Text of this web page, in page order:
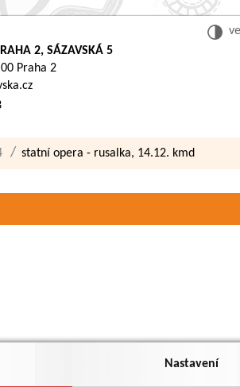
Nastavení
2, SÁZAVSKÁ 5
Praha 2
statní opera - rusalka, 14.12. kmd